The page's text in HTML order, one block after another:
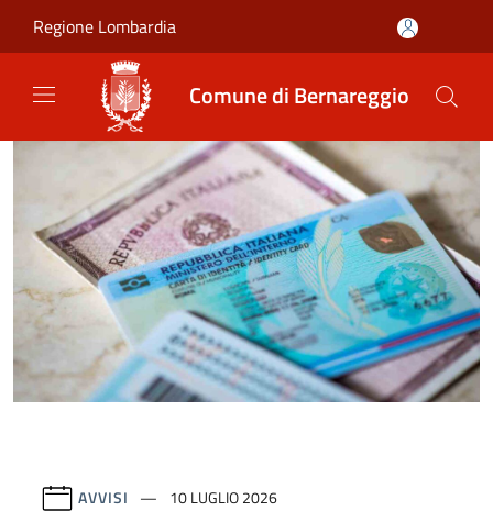
Regione Lombardia
Comune di Bernareggio
AVVISI 10 LUGLIO 2026